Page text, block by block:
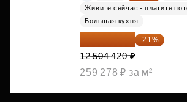
Живите сейчас - платите
Большая кухня
-21%
12 504 420 ₽
259 278 ₽ за м²